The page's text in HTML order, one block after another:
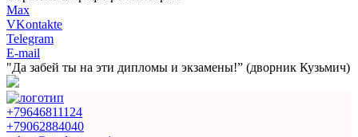
Max
VKontakte
Telegram
E-mail
"Да забей ты на эти дипломы и экзамены!” (дворник Кузьмич)
+79646811124
+79062884040